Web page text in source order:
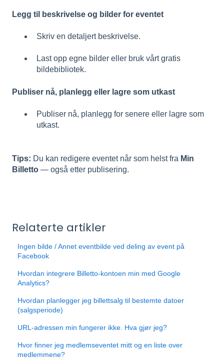
Legg til beskrivelse og bilder for eventet
Skriv en detaljert beskrivelse.
Last opp egne bilder eller bruk vårt gratis
bildebibliotek.
Publiser nå, planlegg eller lagre som utkast
Publiser nå, planlegg for senere eller lagre som
utkast.
Tips: Du kan redigere eventet når som helst fra Min
Billetto — også etter publisering.
Relaterte artikler
Ingen bilde / Annet eventbilde ved deling av event på
Facebook
Hvordan integrere Billetto-kontoen min med Google
Analytics?
Hvordan planlegger jeg billettsalg til bestemte datoer
(salgsperiode)
URL-adressen min fungerer ikke. Hva gjør jeg?
Hvor finner jeg medlemseventet mitt og en liste over
medlemmene?